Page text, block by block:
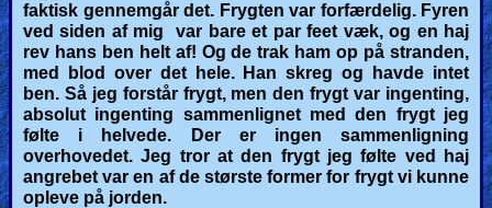
faktisk gennemgår det. Frygten var forfærdelig. Fyren
ved siden af mig var bare et par feet væk, og en haj
rev hans ben helt af! Og de trak ham op på stranden,
med blod over det hele. Han skreg og havde intet
ben. Så jeg forstår frygt, men den frygt var ingenting,
absolut ingenting sammenlignet med den frygt jeg
følte i helvede.
Der er ingen sammenligning
overhovedet.Jeg tror at den frygt jeg følte ved haj
angrebet var en af de største former for frygt vi kunne
opleve på jorden.